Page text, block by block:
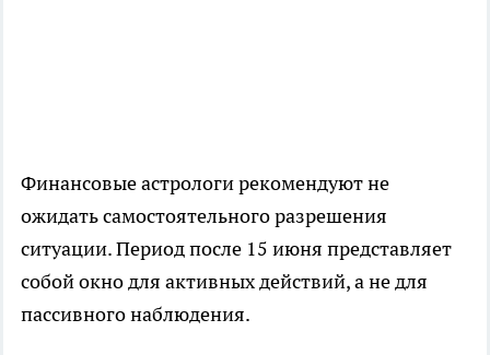
Финансовые астрологи рекомендуют не
ожидать самостоятельного разрешения
ситуации. Период после 15 июня представляет
собой окно для активных действий, а не для
пассивного наблюдения.